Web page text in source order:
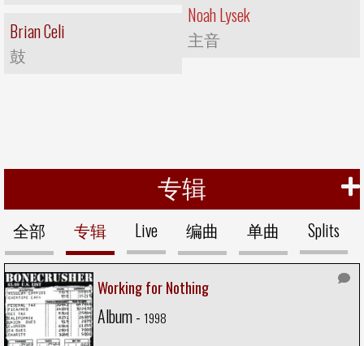
Brian Celi
鼓
Noah Lysek
主音
专辑
全部 专辑 Live 编曲 单曲 Splits
Working for Nothing
Album - 1998